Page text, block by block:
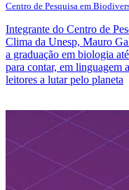
Centro de Pesquisa em
Integrante do Centro de
Clima da Unesp, Mauro
a graduação em biologia
para contar, em linguagem
leitores a lutar pelo planeta